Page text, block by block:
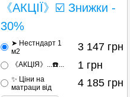
《АКЦІЇ》☑️ Знижки -
30%
➤ Нестндарт 1
м2
3 147 грн
《АКЦІЯ》...☎️... 1 грн
✨ Ціни на
матраци від
4 185 грн